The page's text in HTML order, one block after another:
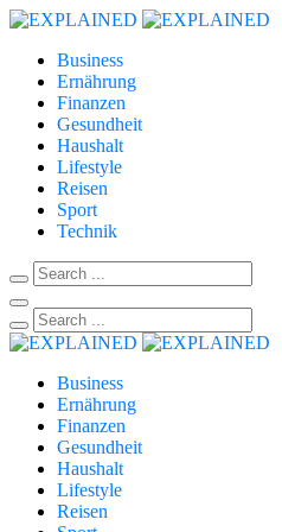
Business
Ernährung
Finanzen
Gesundheit
Haushalt
Lifestyle
Reisen
Sport
Technik
Business
Ernährung
Finanzen
Gesundheit
Haushalt
Lifestyle
Reisen